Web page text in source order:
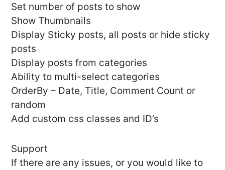
Set number of posts to show
Show Thumbnails
Display Sticky posts, all posts or hide sticky
posts
Display posts from categories
Ability to multi-select categories
OrderBy – Date, Title, Comment Count or
random
Add custom css classes and ID’s
Support
If there are any issues, or you would like to